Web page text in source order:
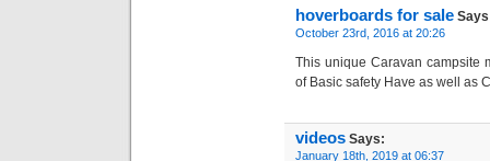
hoverboards for sale
October 23rd, 2016 at 20:26
This unique Caravan campsite
of Basic safety Have as well as
videos Says:
January 18th, 2019 at 06:37